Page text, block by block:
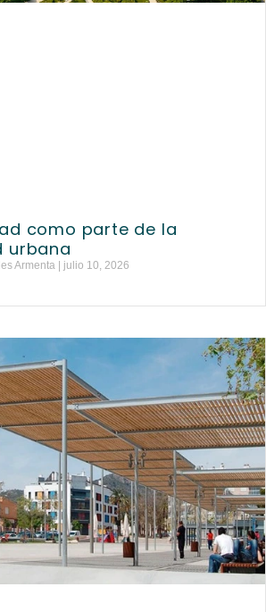
como parte de la
urbana
Armenta julio 10, 2026